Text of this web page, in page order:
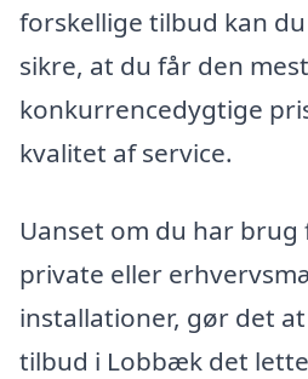
forskellige tilbud kan
sikre, at du får den mest
konkurrencedygtige
kvalitet af service.
Uanset om du har
private eller
installationer, gør det
tilbud i Lobbæk det